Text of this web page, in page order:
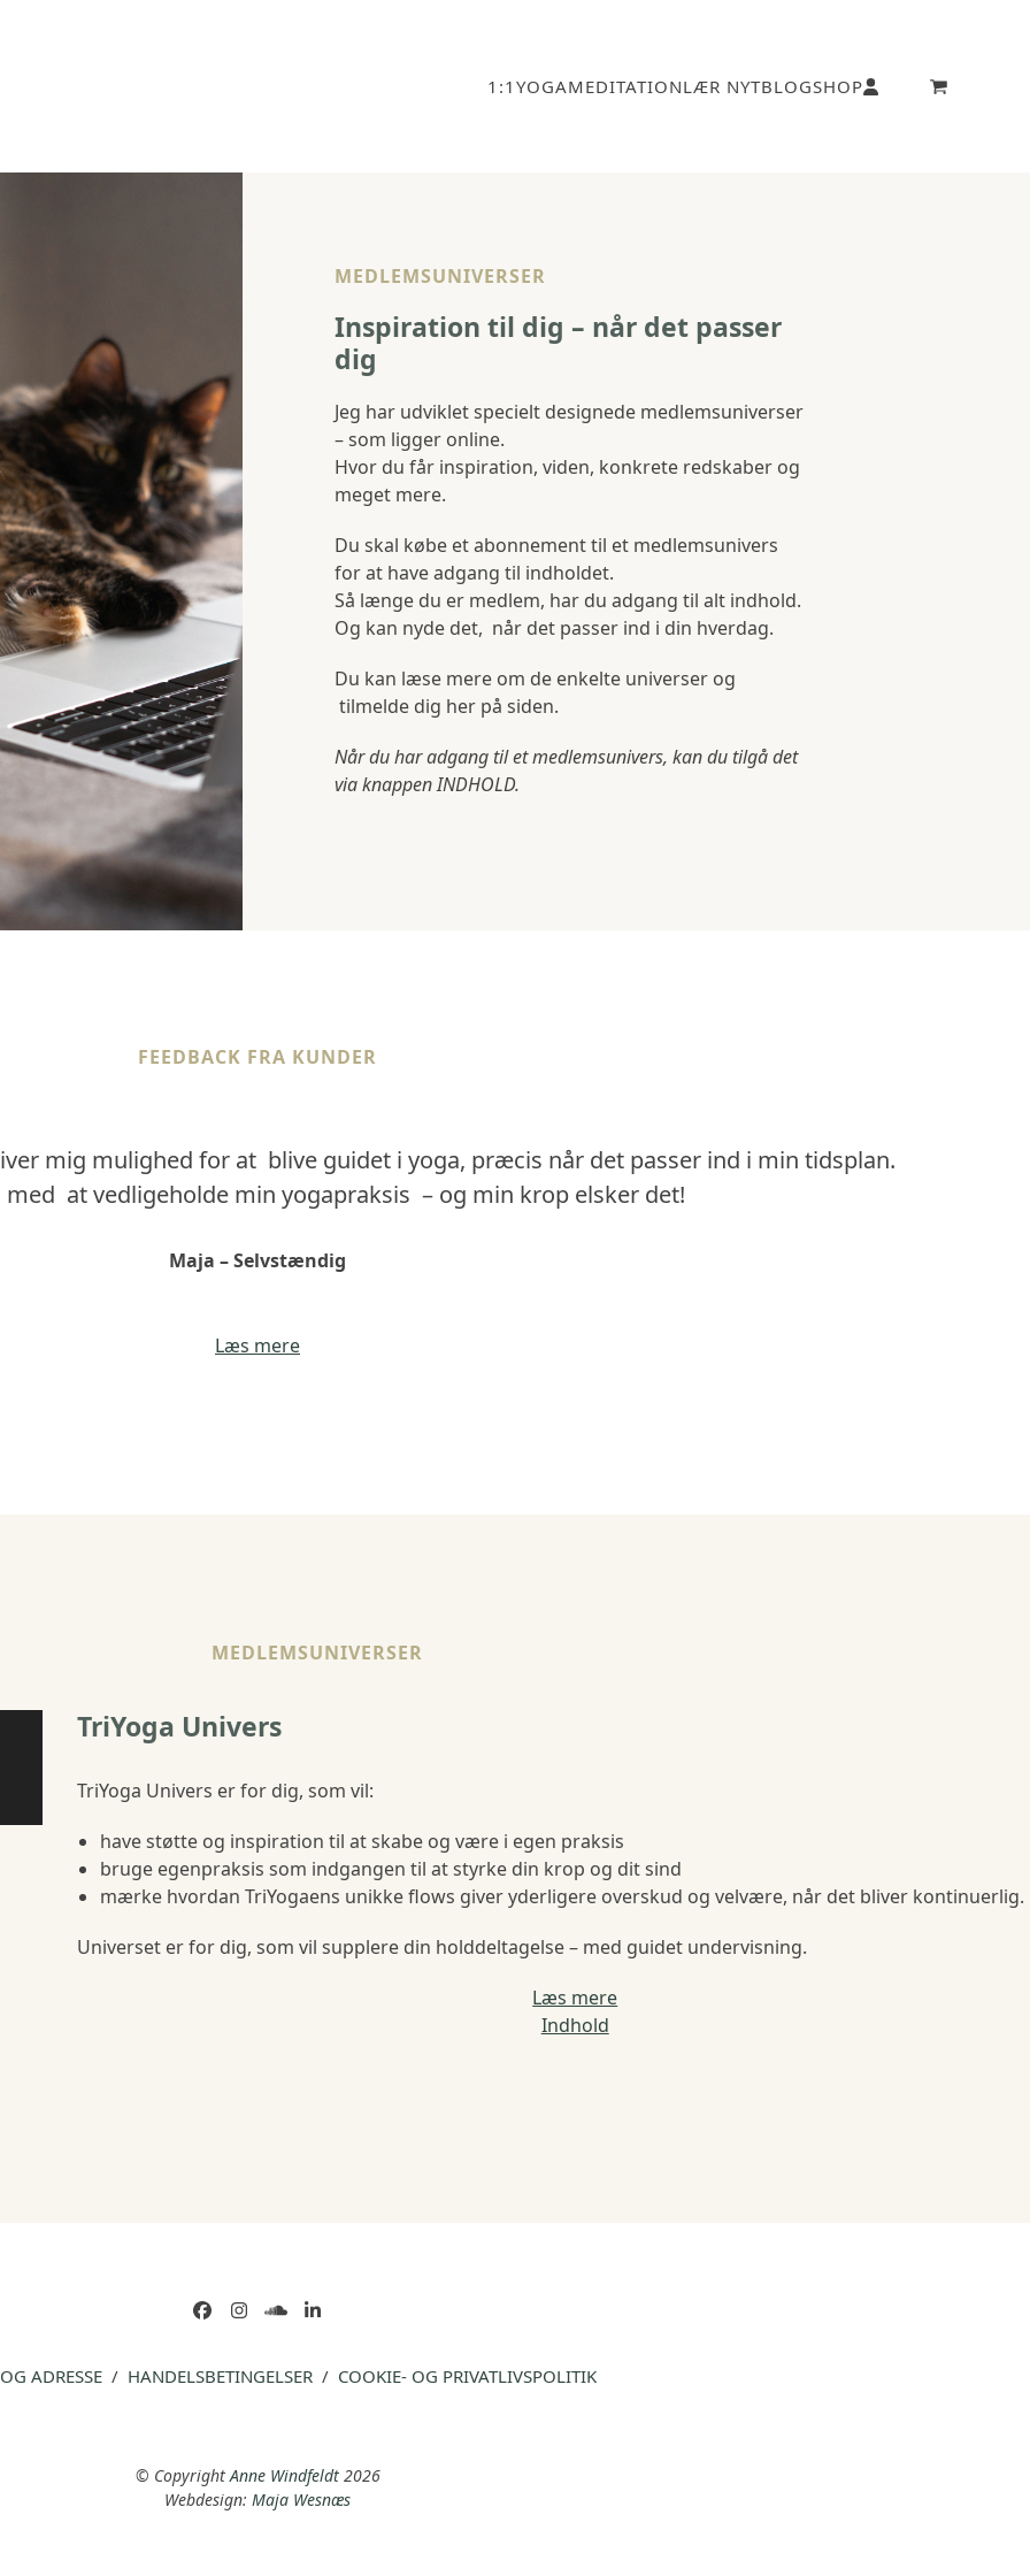
1:1 YOGAMEDITATIONLÆR NYTBLOGSHOP
go
MEDLEMSUNIVERSER
Inspiration til dig – når det passer
dig
Jeg har udviklet specielt designede medlemsuniverser
– som ligger online.
Hvor du får inspiration, viden, konkrete redskaber og
meget mere.
Du skal købe et abonnement til et medlemsunivers
for at have adgang til indholdet.
Så længe du er medlem, har du adgang til alt indhold.
Og kan nyde det, når det passer ind i din hverdag.
Du kan læse mere om de enkelte universer og
tilmelde dig her på siden.
Når du har adgang til et medlemsunivers, kan du tilgå det
via knappen INDHOLD.
FEEDBACK FRA KUNDER
mig mulighed for at blive guidet i yoga, præcis når det passer ind i min tidsplan.
at vedligeholde min yogapraksis – og min krop elsker det!
Maja – Selvstændig
Læs mere
MEDLEMSUNIVERSER
TriYoga Univers
TriYoga Univers er for dig, som vil:
have støtte og inspiration til at skabe og være i egen praksis
bruge egenpraksis som indgangen til at styrke din krop og dit sind
mærke hvordan TriYogaens unikke flows giver yderligere overskud og velvære, når det bliver kontinuerlig.
Universet er for dig, som vil supplere din holddeltagelse – med guidet undervisning.
Læs mere
Indhold
Facebook
Instagram
soundcloud
LinkedIn
ADRESSE/ HANDELSBETINGELSER/ COOKIE- OG PRIVATLIVSPOLITIK
© CopyrightAnne Windfeldt2026
Webdesign: Maja Wesnæs